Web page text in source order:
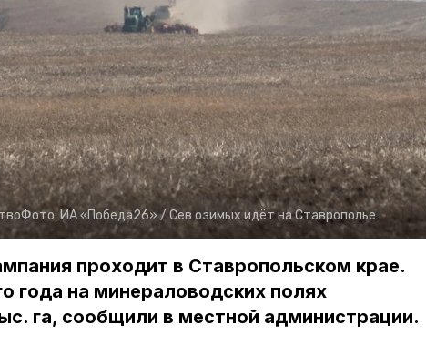
Фото:ИА «Победа26» /Сев озимых идёт на Ставрополье
проходит в Ставропольском крае.
года на минераловодских полях
га, сообщили в местной администрации.